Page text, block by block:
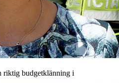
riktig budgetklänning i